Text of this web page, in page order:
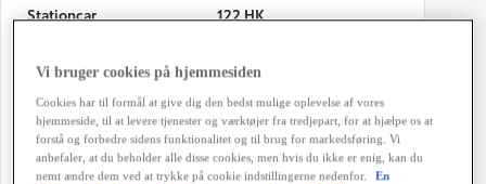
Stationcar
122 HK
Automatisk gearkasse
5
Farve
2UQ - Dark Blue/Night Sky
Blac
Grøn ejerafgift (årligt)
1.520 kr.
Vi bruger cookies på hjemmesiden
Cookies har til formål at give dig den bedst mulige oplevelse af vores
hjemmeside, til at levere tjenester og værktøjer fra tredjepart, for at hjælpe os at
forstå og forbedre sidens funktionalitet og til brug for markedsføring. Vi
anbefaler, at du beholder alle disse cookies, men hvis du ikke er enig, kan du
nemt ændre dem ved at trykke på cookie indstillingerne nedenfor.
En